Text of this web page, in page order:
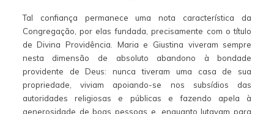
Tal confiança permanece uma nota característica da
Congregação, por elas fundada, precisamente com o título
de Divina Providência. Maria e Giustina viveram sempre
nesta dimensão de absoluto abandono à bondade
providente de Deus: nunca tiveram uma casa de sua
propriedade, viviam apoiando-se nos subsídios das
autoridades religiosas e públicas e fazendo apela à
generosidade de boas pessoas e, enquanto lutavam para